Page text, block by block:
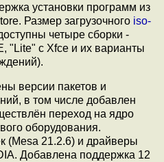
установки программ из
Размер загрузочного iso-
четыре сборки -
"Lite" с Xfce и их варианты
версии пакетов и
в том числе добавлен
переход на ядро
оборудования.
(Mesa 21.2.6) и драйверы
Добавлена поддержка 12